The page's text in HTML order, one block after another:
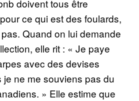
doivent tous être
ce qui est des foulards,
Quand on lui demande
elle rit : « Je paye
avec des devises
je ne me souviens pas du
» Elle estime que